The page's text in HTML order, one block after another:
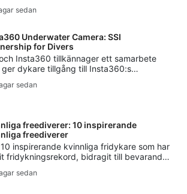
till stöd vid evakuering.
sedan
Underwater Camera: SSI
for Divers
Insta360 tillkännager ett samarbete
ger dykare tillgång till Insta360:s
för kreatörer samt utbildning i Photo
sedan
freediverer: 10 inspirerande
freediverer
inspirerande kvinnliga fridykare som har
fridykningsrekord, bidragit till bevarandet
inom fridykning vid liv.
sedan